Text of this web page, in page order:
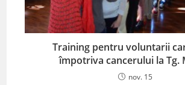
Training pentru voluntarii
împotriva cancerului la Tg.
nov. 15